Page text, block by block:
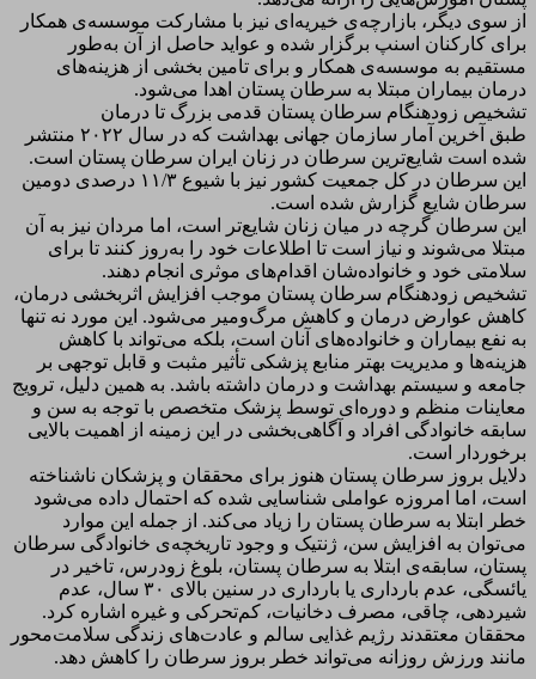
از سوی دیگر، بازارچه‌ی‌ خیریه‌ای نیز با مشارکت موسسه‌ی همکار
برای کارکنان اسنپ برگزار شده و عواید حاصل از آن به‌طور
مستقیم به موسسه‌ی همکار و برای تامین بخشی از هزینه‌های
درمان بیماران مبتلا به سرطان پستان اهدا می‌شود.
تشخیص زودهنگام سرطان پستان قدمی بزرگ تا درمان
طبق آخرین آمار سازمان جهانی بهداشت که در سال ۲۰۲۲ منتشر
شده است شایع‌ترین سرطان در زنان ایران سرطان پستان است.
این سرطان در کل جمعیت کشور نیز با شیوع ۱۱/۳ درصدی دومین
سرطان شایع گزارش شده است.
این سرطان گرچه در میان زنان شایع‌تر است، اما مردان نیز به آن
مبتلا می‌شوند و نیاز است تا اطلاعات خود را به‌روز کنند تا برای
سلامتی خود و خانواده‌شان اقدام‌های موثری انجام دهند.
تشخیص زودهنگام سرطان پستان موجب افزایش اثربخشی درمان،
کاهش عوارض درمان و کاهش مرگ‌و‌میر می‌شود. این مورد نه تنها
به نفع بیماران و خانواده‌های آنان است، بلکه می‌تواند با کاهش‌
هزینه‌ها و مدیریت بهتر منابع پزشکی تأثیر مثبت و قابل توجهی بر
جامعه و سیستم بهداشت و درمان داشته باشد. به همین دلیل، ترویج
معاینات منظم و دوره‌ای توسط پزشک متخصص با توجه به سن و
سابقه خانوادگی افراد و آگاهی‌بخشی در این زمینه از اهمیت بالایی
برخوردار است.
دلایل بروز سرطان پستان هنوز برای محققان و پزشکان ناشناخته
است، اما امروزه عواملی شناسایی شده که احتمال داده می‌شود
خطر ابتلا به سرطان پستان را زیاد می‌کند. از جمله این موارد
می‌توان به افزایش سن، ژنتیک و وجود تاریخچه‌ی خانوادگی سرطان
پستان، سابقه‌ی ابتلا به سرطان پستان، بلوغ زودرس، تاخیر در
یائسگی، عدم بارداری یا بارداری در سنین بالای ۳۰ سال، عدم
شیردهی، چاقی، مصرف دخانیات، کم‌تحرکی و غیره اشاره کرد.
محققان معتقدند رژیم غذایی سالم و عادت‌های زندگی سلامت‌محور
مانند ورزش روزانه می‌تواند خطر بروز سرطان را کاهش دهد.